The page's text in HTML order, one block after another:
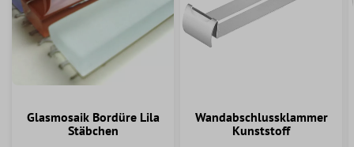
Glasmosaik Bordüre Lila
Stäbchen
Wandabschlussklammer
Kunststoff